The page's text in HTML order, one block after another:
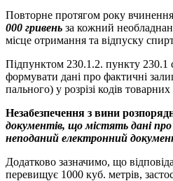
Повторне протягом року
000 гривень за кожний
місце отримання та відпуску
Підпунктом 230.1.2. пункту 230.1
формувати дані про фактичні
пального) у розрізі кодів
Незабезпечення з вини
документів, що містять дані
неподаний електронний
Додатково зазначимо, що
перевищує 1000 куб. метрів,